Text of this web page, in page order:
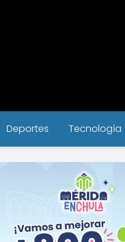
Deportes Tecnología